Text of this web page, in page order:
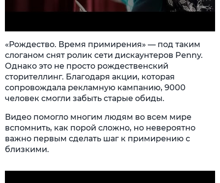
«Рождество. Время примирения» — под таким
слоганом снят ролик сети дискаунтеров Penny.
Однако это не просто рождественский
сторителлинг. Благодаря акции, которая
сопровождала рекламную кампанию, 9000
человек смогли забыть старые обиды.
Видео помогло многим людям во всем мире
вспомнить, как порой сложно, но невероятно
важно первым сделать шаг к примирению с
близкими.